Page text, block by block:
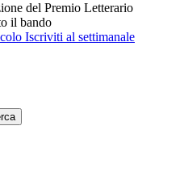
del Premio Letterario
il bando
Iscriviti al settimanale